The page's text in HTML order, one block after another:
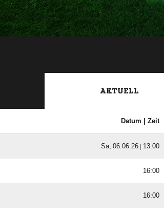
AKTUELL
Datum | Zeit
  | 

